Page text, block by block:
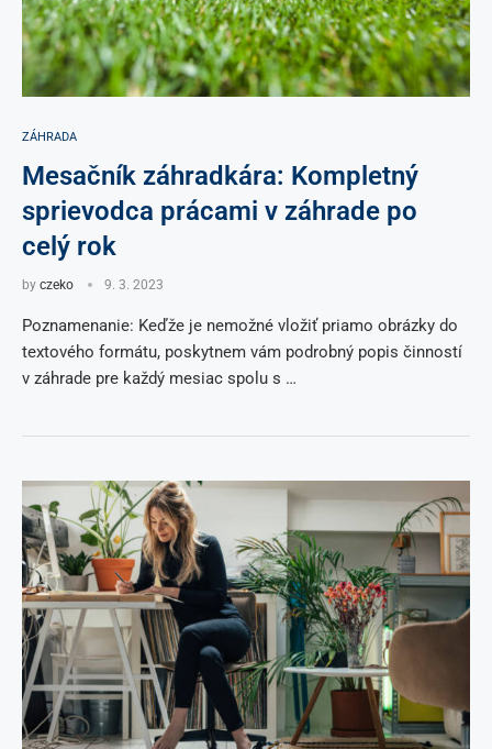
ZÁHRADA
Mesačník záhradkára: Kompletný
sprievodca prácami v záhrade po
celý rok
by czeko 9. 3. 2023
Poznamenanie: Keďže je nemožné vložiť priamo obrázky do
textového formátu, poskytnem vám podrobný popis činností
v záhrade pre každý mesiac spolu s …